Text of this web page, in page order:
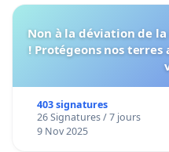
Non à la déviation de
! Protégeons nos
403 signatures
26 Signatures / 7 jours
9 Nov 2025